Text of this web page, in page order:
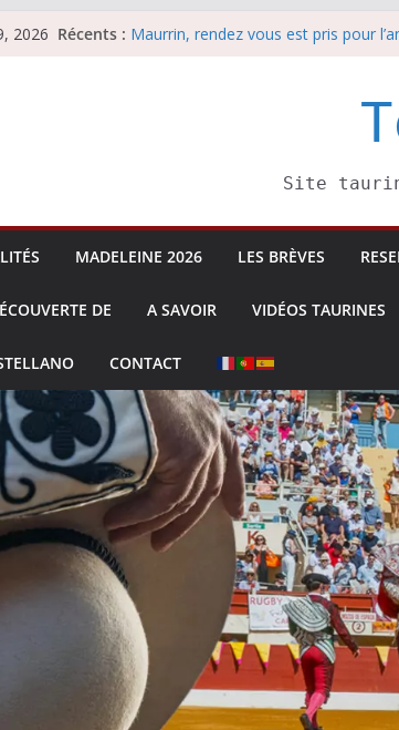
2026 Récents : Maurrin, rendez vous est pris pour
Parentis, La Golosina: une première
Site
MADELEINE 2026 LES BRÈVES
DE A SAVOIR VIDÉOS TAURINES
CONTACT